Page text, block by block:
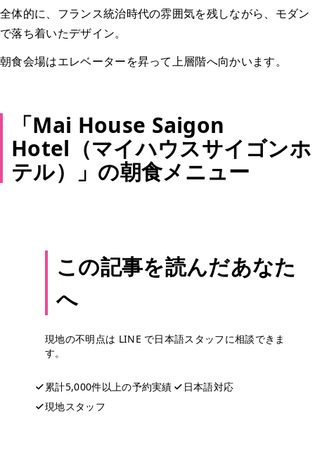
全体的に、フランス統治時代の雰囲気を残しながら、モダン
で落ち着いたデザイン。
朝食会場はエレベーターを昇って上層階へ向かいます。
「Mai House Saigon
Hotel（マイハウスサイゴンホ
テル）」の朝食メニュー
この記事を読んだあなた
へ
現地の不明点は LINE で日本語スタッフに相談できま
す。
累計5,000件以上の予約実績
日本語対応
現地スタッフ